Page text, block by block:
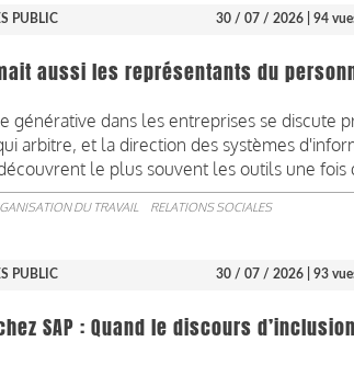
PUBLIC 30 / 07 / 2026 | 94
aussi les représentants du
dans les entreprises se discute
arbitre, et la direction des systèmes
le plus souvent les outils une fois
DU TRAVAIL RELATIONS SOCIALES
PUBLIC 30 / 07 / 2026 | 93
SAP : Quand le discours